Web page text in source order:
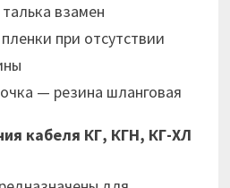
взамен
при отсутствии
— резина шланговая
кабеля КГ, КГН, КГ-ХЛ